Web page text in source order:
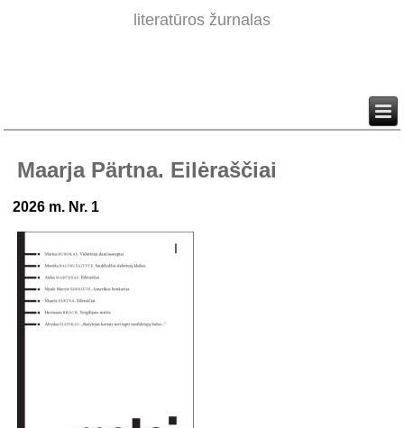
literatūros žurnalas
Maarja Pärtna. Eilėraščiai
2026 m. Nr. 1